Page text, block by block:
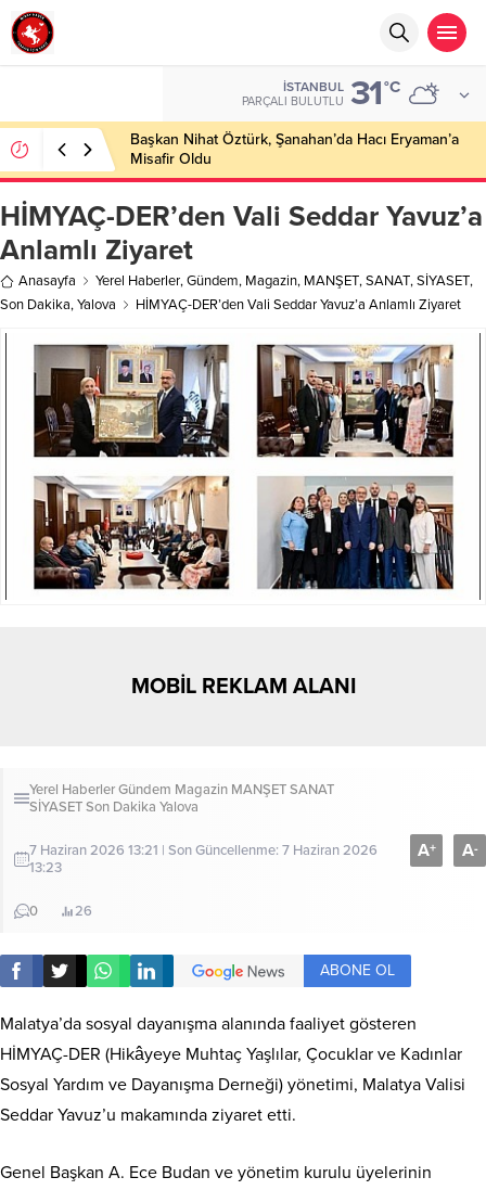
İSTANBUL
PARÇALI BULUTLU 31°C
Başkan Nihat Öztürk, Şanahan’da Hacı Eryaman’a
Misafir Oldu
HİMYAÇ-DER’den Vali Seddar Yavuz’a
Anlamlı Ziyaret
Anasayfa Yerel Haberler,Gündem, Magazin, MANŞET,SANAT,SİYASET,
Son Dakika,Yalova HİMYAÇ-DER’den Vali Seddar Yavuz’a Anlamlı Ziyaret
MOBİL REKLAM ALANI
Yerel HaberlerGündem Magazin MANŞETSANAT
SİYASETSon Dakika Yalova
7 Haziran 2026 13:21 | Son Güncellenme: 7 Haziran 2026
13:23
0 26
A+ A-
ABONE OL
Malatya’da sosyal dayanışma alanında faaliyet gösteren
HİMYAÇ-DER (Hikâyeye Muhtaç Yaşlılar, Çocuklar ve Kadınlar
Sosyal Yardım ve Dayanışma Derneği) yönetimi, Malatya Valisi
Seddar Yavuz’u makamında ziyaret etti.
Genel Başkan A. Ece Budan ve yönetim kurulu üyelerinin